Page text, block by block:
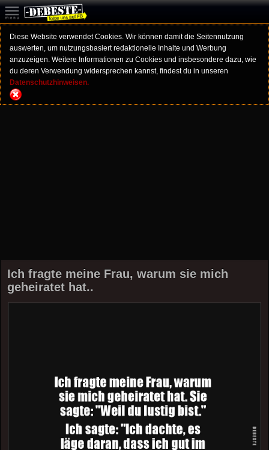
Diese Website verwendet Cookies. Wir können damit die Seitennutzung
auswerten, um nutzungsbasiert redaktionelle Inhalte und Werbung
anzuzeigen. Weitere Informationen zu Cookies und insbesondere dazu, wie
du deren Verwendung widersprechen kannst, findest du in unseren
Datenschutzhinweisen.
Ich fragte meine Frau, warum sie mich
geheiratet hat..